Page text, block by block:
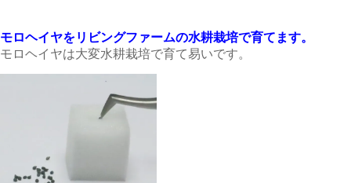
モロヘイヤをリビングファームの水耕栽培で育てます。
モロヘイヤは大変水耕栽培で育て易いです。